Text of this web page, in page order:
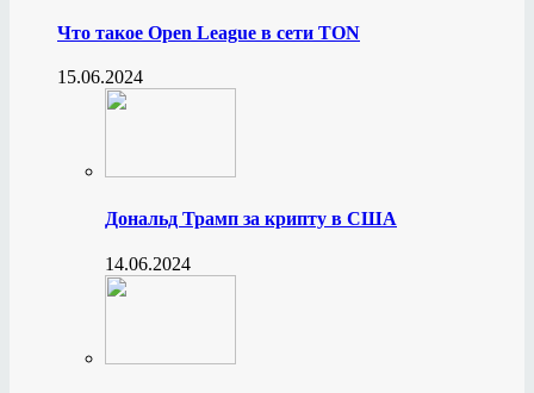
Что такое Open League в сети TON
15.06.2024
Дональд Трамп за крипту в США
14.06.2024